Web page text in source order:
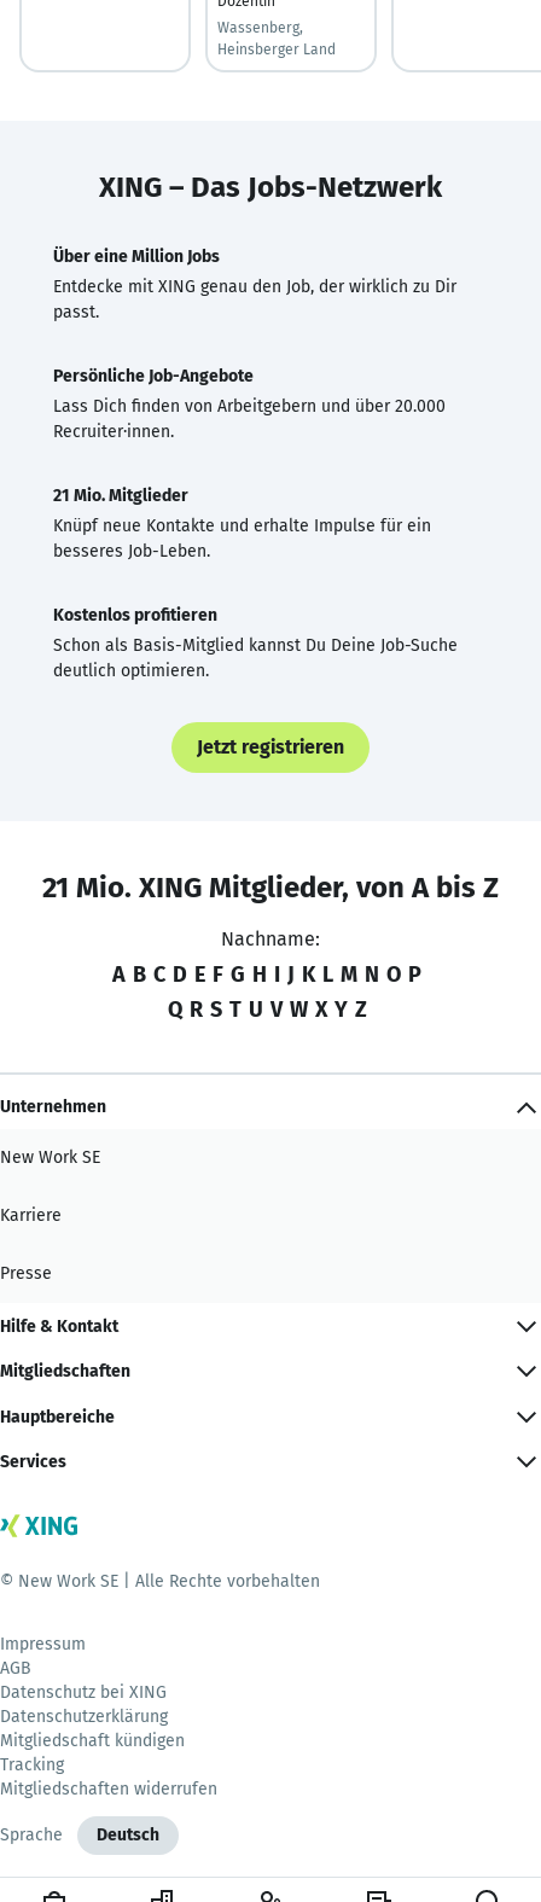
Wassenberg,
Heinsberger Land
XING – Das Jobs-Netzwerk
Über eine Million Jobs
Entdecke mit XING genau den Job, der wirklich zu Dir
passt.
Persönliche Job-Angebote
Lass Dich finden von Arbeitgebern und über 20.000
Recruiter·innen.
21 Mio. Mitglieder
Knüpf neue Kontakte und erhalte Impulse für ein
besseres Job-Leben.
Kostenlos profitieren
Schon als Basis-Mitglied kannst Du Deine Job-Suche
deutlich optimieren.
Jetzt registrieren
21 Mio. XING Mitglieder, von A bis Z
Nachname:
A B C D E F G H I J K L M N O P
Q R S T U V W X Y Z
Unternehmen
New Work SE
Karriere
Presse
Hilfe & Kontakt
Mitgliedschaften
Hauptbereiche
Services
© New Work SE | Alle Rechte vorbehalten
Impressum
AGB
Datenschutz bei XING
Datenschutzerklärung
Mitgliedschaft kündigen
Tracking
Mitgliedschaften widerrufen
Sprache Deutsch